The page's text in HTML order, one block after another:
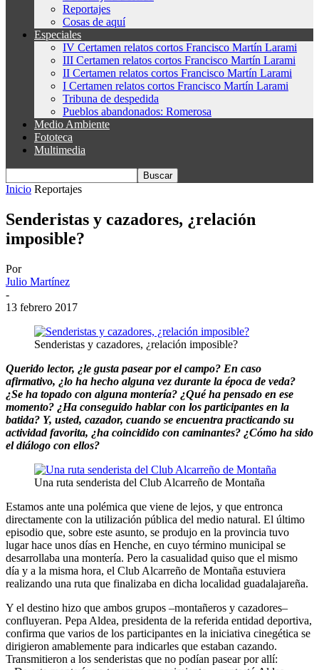
Reportajes
Cosas de aquí
Especiales
IV Certamen relatos cortos Francisco Martín Larami
III Certamen relatos cortos Francisco Martín Larami
II Certamen relatos cortos Francisco Martín Larami
I Certamen relatos cortos Francisco Martín Larami
Tribuna de despedida
Pueblos abandonados: Romerosa
Medio Ambiente
Fototeca
Multimedia
Inicio Reportajes
Senderistas y cazadores, ¿relación
imposible?
Por
Julio Martínez
-
13 febrero 2017
Senderistas y cazadores, ¿relación imposible?
Querido lector, ¿le gusta pasear por el campo? En caso
afirmativo, ¿lo ha hecho alguna vez durante la época de veda?
¿Se ha topado con alguna montería? ¿Qué ha pensado en ese
momento? ¿Ha conseguido hablar con los participantes en la
batida? Y, usted, cazador, cuando se encuentra practicando su
actividad favorita, ¿ha coincidido con caminantes? ¿Cómo ha sido
el diálogo con ellos?
Una ruta senderista del Club Alcarreño de Montaña
Estamos ante una polémica que viene de lejos, y que entronca
directamente con la utilización pública del medio natural. El último
episodio que, sobre este asunto, se produjo en la provincia tuvo
lugar hace unos días en Henche, en cuyo término municipal se
desarrollaba una montería. Pero la casualidad quiso que el mismo
día y a la misma hora, el Club Alcarreño de Montaña estuviera
realizando una ruta que finalizaba en dicha localidad guadalajareña.
Y el destino hizo que ambos grupos –montañeros y cazadores–
confluyeran. Pepa Aldea, presidenta de la referida entidad deportiva,
confirma que varios de los participantes en la iniciativa cinegética se
dirigieron amablemente para indicarles que estaban cazando.
Transmitieron a los senderistas que no podían pasear por allí: